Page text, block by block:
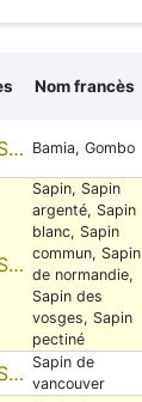
Nom francès
Bamia, Gombo
Sapin, Sapin
argenté, Sapin
blanc, Sapin
commun, Sapin
de normandie,
Sapin des
vosges, Sapin
pectiné
Sapin de
vancouver